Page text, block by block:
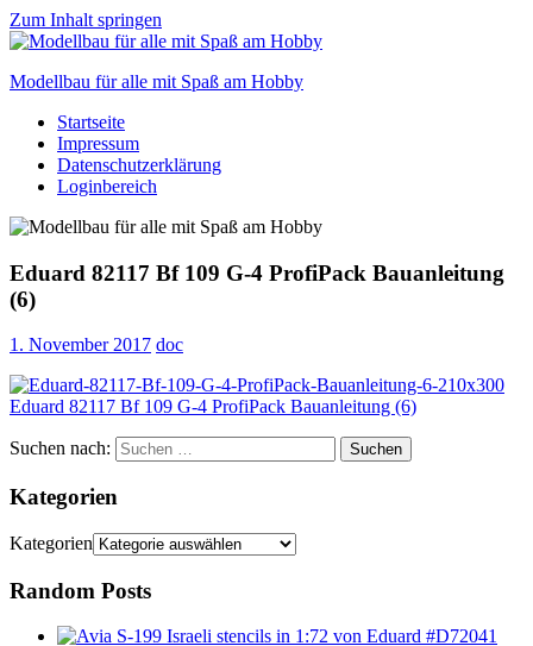
Zum Inhalt springen
Modellbau für alle mit Spaß am Hobby
Scale
modelling
to
Startseite
Impressum
Datenschutzerklärung
Loginbereich
Eduard 82117 Bf 109 G-4 ProfiPack Bauanleitung
(6)
1. November 2017 doc
Suchen nach: Suchen
Kategorien
Kategorien
Random Posts